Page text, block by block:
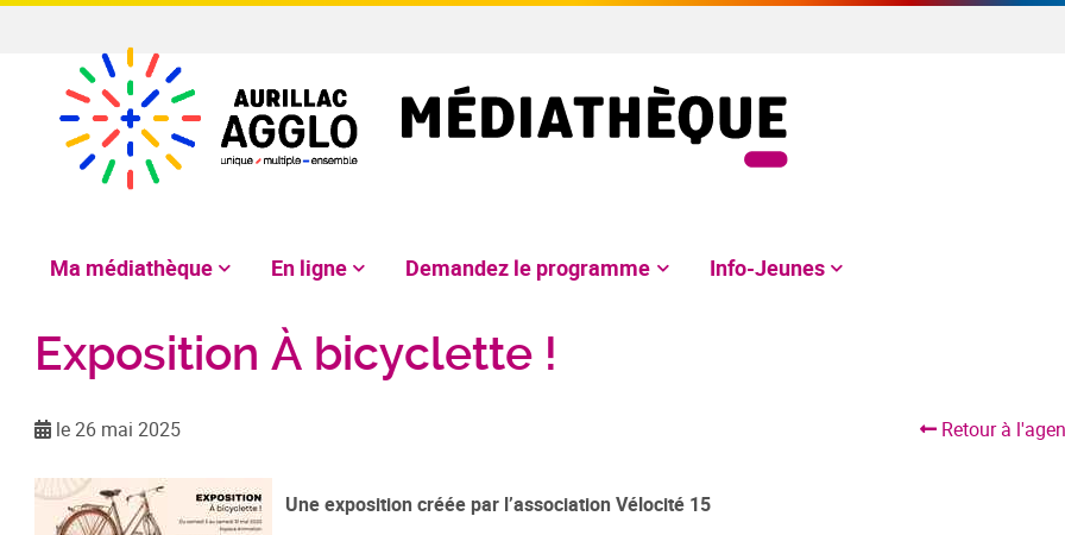
Ma médiathèque En ligne Demandez le programme Info-Jeunes
Exposition À bicyclette !
le 26 mai 2025 Retour à
Une exposition créée par l’association Vélocité 15